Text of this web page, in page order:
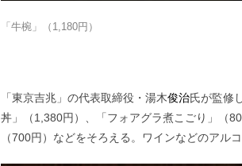
「牛椀」（1,180円）
「東京吉兆」の代表取締役・湯木俊治氏が監修
丼」（1,380円）、「フォアグラ煮こごり」（
（700円）などをそろえる。ワインなどのアル